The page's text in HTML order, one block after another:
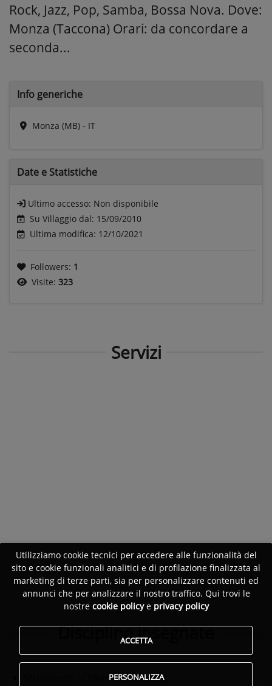
Rock, Jazz, Pop, Samba, Bossa Nova. Dove:
Monza (Taccona) Orari: da concordare a
seconda...
Info generiche
Monza (MB) - IT
Date e Statistiche
Ultimo accesso: Non disponibile
Su Villaggio dal: 15/09/2010
Ultima modifica: 12/10/2021
Followers: 1
Visite: 323
Servizi
Discipline insegnate
: Chitarra (generica)
Utilizziamo cookie tecnici per accedere alle funzionalità del
sito e cookie funzionali analitici e di profilazione finalizzata al
marketing di terze parti, sia per personalizzare contenuti ed
annunci che per analizzare il nostro traffico. Qui trovi le
nostre cookie policye privacy policy
ACCETTA
PERSONALIZZA